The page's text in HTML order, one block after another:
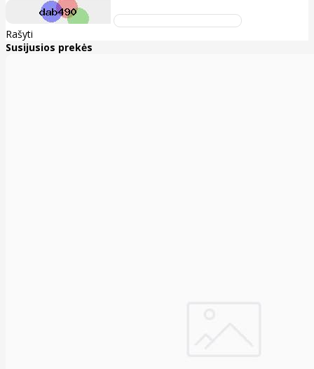
Rašyti
Susijusios prekės